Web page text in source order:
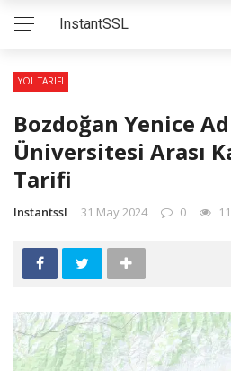
InstantSSL
YOL TARIFI
Bozdoğan Yenice
Üniversitesi Arası
Tarifi
Instantssl 31 May 2024 0